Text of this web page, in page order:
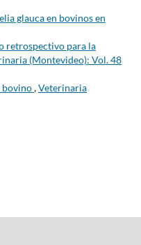
glauca en bovinos en
retrospectivo para la
(Montevideo): Vol. 48
bovino,Veterinaria